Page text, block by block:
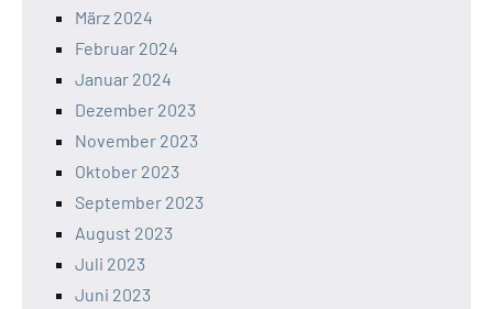
März 2024
Februar 2024
Januar 2024
Dezember 2023
November 2023
Oktober 2023
September 2023
August 2023
Juli 2023
Juni 2023